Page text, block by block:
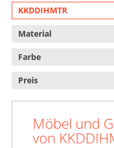
KKDDIHMTR
Material
Farbe
Preis
Möbel und
von